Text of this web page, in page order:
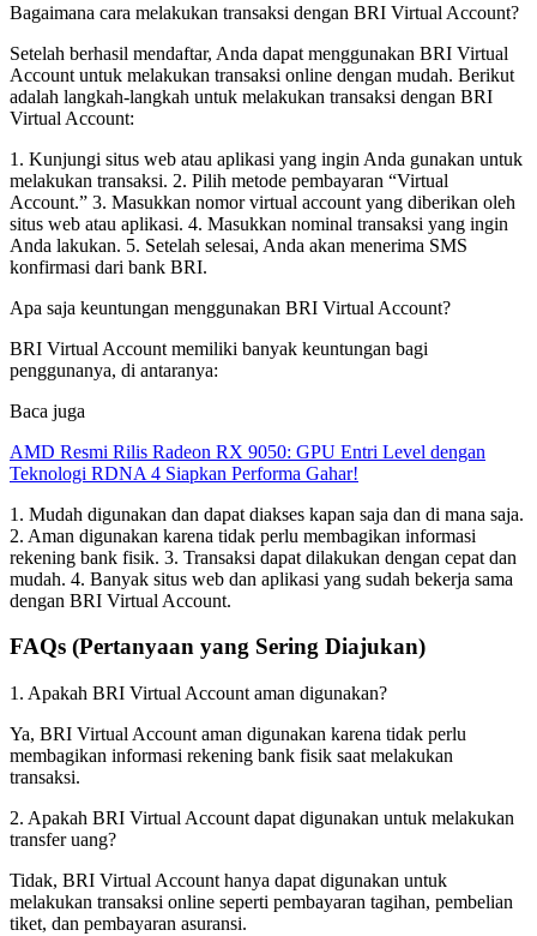
Bagaimana cara melakukan transaksi dengan BRI Virtual Account?
Setelah berhasil mendaftar, Anda dapat menggunakan BRI Virtual
Account untuk melakukan transaksi online dengan mudah. Berikut
adalah langkah-langkah untuk melakukan transaksi dengan BRI
Virtual Account:
1. Kunjungi situs web atau aplikasi yang ingin Anda gunakan untuk
melakukan transaksi. 2. Pilih metode pembayaran “Virtual
Account.” 3. Masukkan nomor virtual account yang diberikan oleh
situs web atau aplikasi. 4. Masukkan nominal transaksi yang ingin
Anda lakukan. 5. Setelah selesai, Anda akan menerima SMS
konfirmasi dari bank BRI.
Apa saja keuntungan menggunakan BRI Virtual Account?
BRI Virtual Account memiliki banyak keuntungan bagi
penggunanya, di antaranya:
Baca juga
AMD Resmi Rilis Radeon RX 9050: GPU Entri Level dengan
Teknologi RDNA 4 Siapkan Performa Gahar!
1. Mudah digunakan dan dapat diakses kapan saja dan di mana saja.
2. Aman digunakan karena tidak perlu membagikan informasi
rekening bank fisik. 3. Transaksi dapat dilakukan dengan cepat dan
mudah. 4. Banyak situs web dan aplikasi yang sudah bekerja sama
dengan BRI Virtual Account.
FAQs (Pertanyaan yang Sering Diajukan)
1. Apakah BRI Virtual Account aman digunakan?
Ya, BRI Virtual Account aman digunakan karena tidak perlu
membagikan informasi rekening bank fisik saat melakukan
transaksi.
2. Apakah BRI Virtual Account dapat digunakan untuk melakukan
transfer uang?
Tidak, BRI Virtual Account hanya dapat digunakan untuk
melakukan transaksi online seperti pembayaran tagihan, pembelian
tiket, dan pembayaran asuransi.